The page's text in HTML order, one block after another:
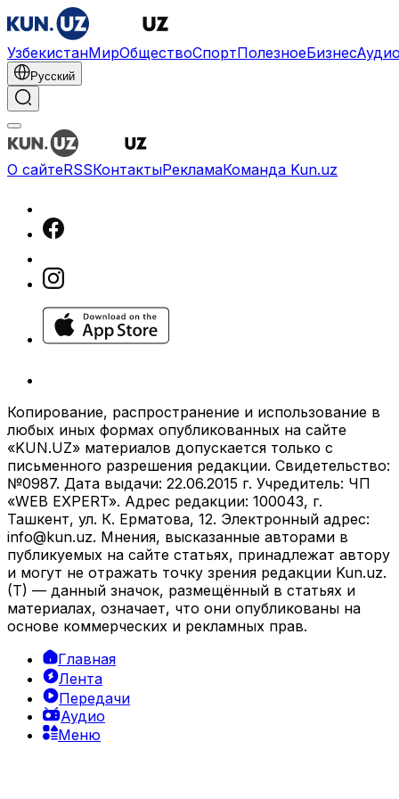
УзбекистанМирОбществоСпортПолезноеБизнес
Русский
О сайтеRSSКонтактыРекламаКоманда Kun.uz
Копирование, распространение и использование в
любых иных формах опубликованных на сайте
«KUN.UZ» материалов допускается только с
письменного разрешения редакции. Свидетельство:
№0987. Дата выдачи: 22.06.2015 г. Учредитель: ЧП
«WEB EXPERT». Адрес редакции: 100043, г.
Ташкент, ул. К. Ерматова, 12. Электронный адрес:
info@kun.uz. Мнения, высказанные авторами в
публикуемых на сайте статьях, принадлежат автору
и могут не отражать точку зрения редакции Kun.uz.
(T) — данный значок, размещённый в статьях и
материалах, означает, что они опубликованы на
основе коммерческих и рекламных прав.
Главная
Лента
Передачи
Аудио
Меню